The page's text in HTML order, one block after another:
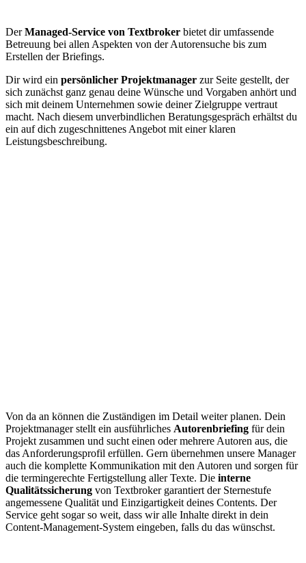
DerManaged-Service von Textbroker bietet dir umfassende
Betreuung bei allen Aspekten von der Autorensuche bis zum
Erstellen der Briefings.
Dir wird ein persönlicher Projektmanager zur Seite gestellt, der
sich zunächst ganz genau deine Wünsche und Vorgaben anhört und
sich mit deinem Unternehmen sowie deiner Zielgruppe vertraut
macht. Nach diesem unverbindlichen Beratungsgespräch erhältst du
ein auf dich zugeschnittenes Angebot mit einer klaren
Leistungsbeschreibung.
Von da an können die Zuständigen im Detail weiter planen. Dein
Projektmanager stellt ein ausführliches Autorenbriefing für dein
Projekt zusammen und sucht einen oder mehrere Autoren aus, die
das Anforderungsprofil erfüllen. Gern übernehmen unsere Manager
auch die komplette Kommunikation mit den Autoren und sorgen für
die termingerechte Fertigstellung aller Texte. Die interne
Qualitätssicherung von Textbroker garantiert der Sternestufe
angemessene Qualität und Einzigartigkeit deines Contents. Der
Service geht sogar so weit, dass wir alle Inhalte direkt in dein
Content-Management-System eingeben, falls du das wünschst.